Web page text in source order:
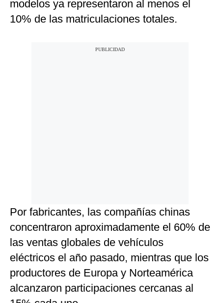
modelos ya representaron al menos el
10% de las matriculaciones totales.
Por fabricantes, las compañías chinas
concentraron aproximadamente el 60% de
las ventas globales de vehículos
eléctricos el año pasado, mientras que los
productores de Europa y Norteamérica
alcanzaron participaciones cercanas al